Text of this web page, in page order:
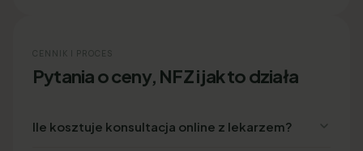
CENNIK I PROCES
Pytania o ceny, NFZ i jak to działa
Ile kosztuje konsultacja online z lekarzem?